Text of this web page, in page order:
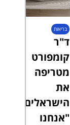
בריאות
ד"ר
קומפורט
מטריפה
את
הישראלים:
"אנחנו